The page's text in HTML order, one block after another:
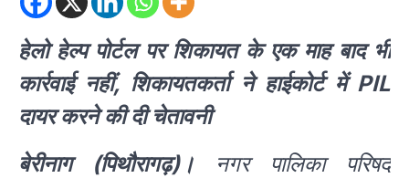
हेलो हेल्प पोर्टल पर शिकायत के एक माह बाद भी
कार्रवाई नहीं, शिकायतकर्ता ने हाईकोर्ट में PIL
दायर करने की दी चेतावनी
बेरीनाग (पिथौरागढ़)। नगर पालिका परिषद